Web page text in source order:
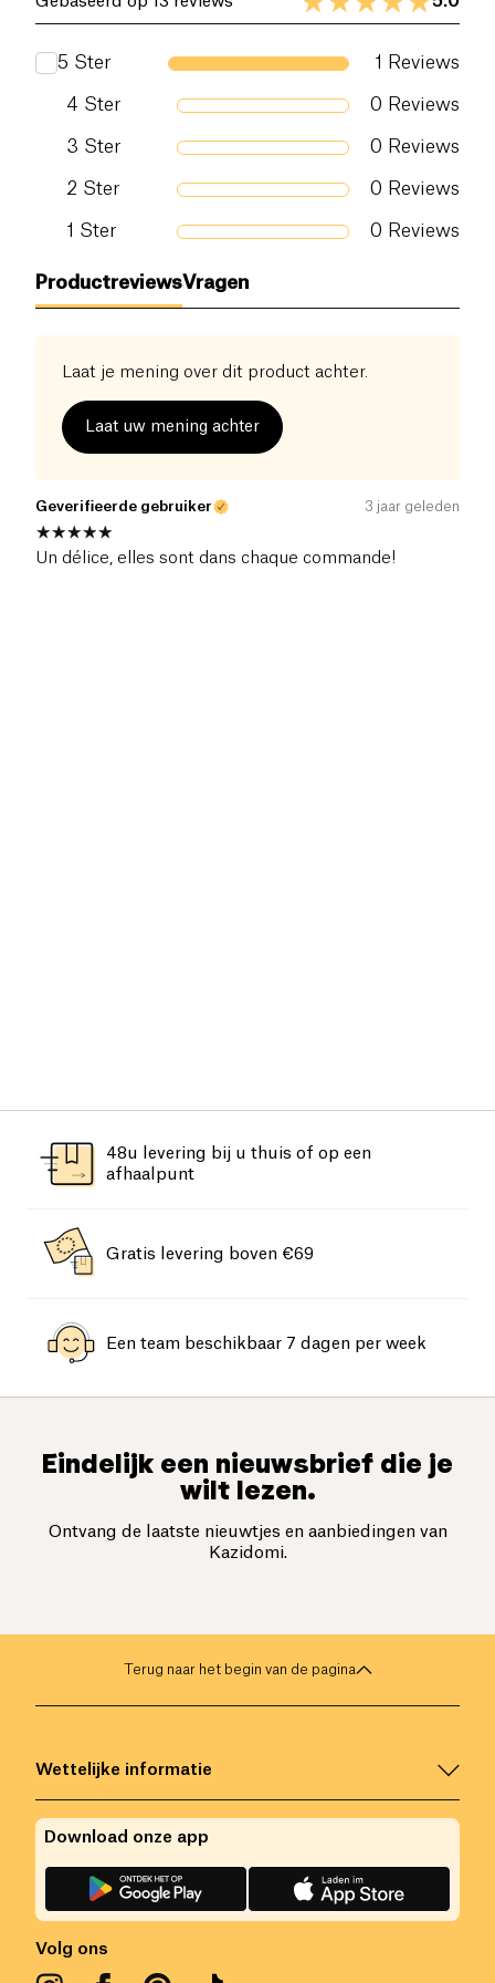
Zout (g)
5 Ster 1 Reviews
4 Ster 0 Reviews
3 Ster 0 Reviews
2 Ster 0 Reviews
1 Ster 0 Reviews
ProductreviewsVragen
Laat je mening over dit product achter.
Laat uw mening achter
Geverifieerde gebruiker 3 jaar geleden
Un délice, elles sont dans chaque commande!
48u levering bij u thuis of op een
afhaalpunt
Gratis levering boven €69
Een team beschikbaar 7 dagen per week
Eindelijk een nieuwsbrief die je
wilt lezen.
Ontvang de laatste nieuwtjes en aanbiedingen van
Kazidomi.
Terug naar het begin van de pagina
Wettelijke informatie
Volg ons
Download onze app